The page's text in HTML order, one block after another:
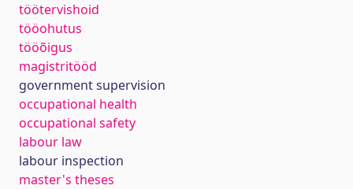
töötervishoid
tööohutus
tööõigus
magistritööd
government supervision
occupational health
occupational safety
labour law
labour inspection
master's theses